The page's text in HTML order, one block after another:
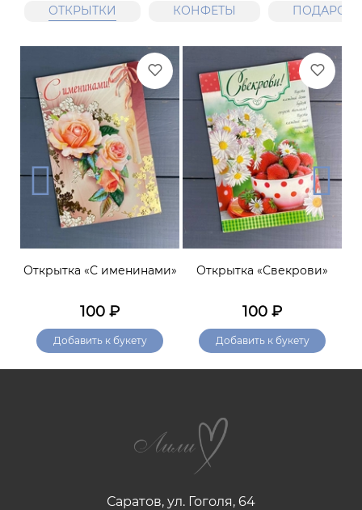
ОТКРЫТКИ КОНФЕТЫ
Открытка «С именинами»
100 ₽
Добавить к букету
Открытка «Свекрови»
100 ₽
Добавить к букету
Саратов, ул. Гоголя, 64